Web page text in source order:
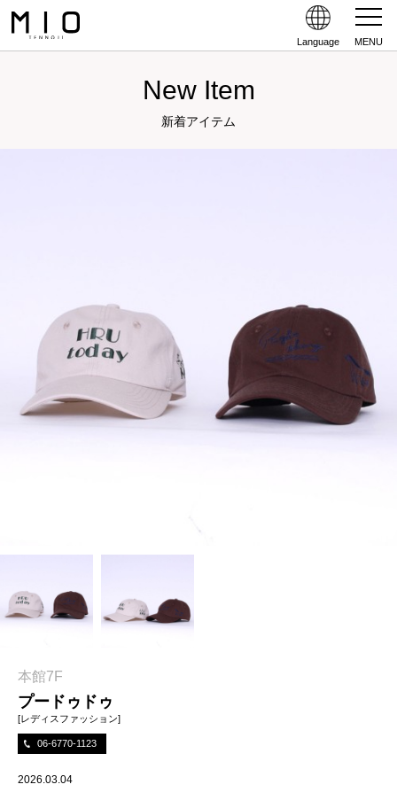
Language MENU
New Item
新着アイテム
本館7F
プードゥドゥ
[レディスファッション]
06-6770-1123
2026.03.04